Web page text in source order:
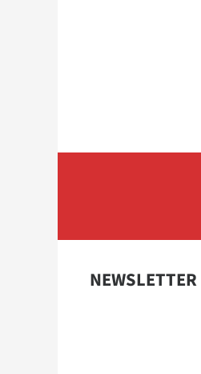
NEWSLETTER